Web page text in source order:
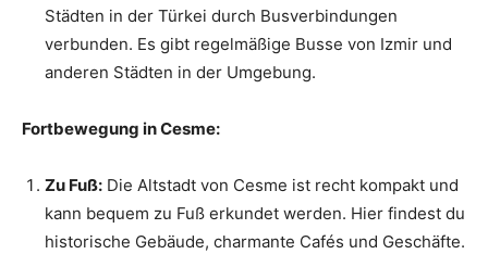
Städten in der Türkei durch Busverbindungen
verbunden. Es gibt regelmäßige Busse von Izmir und
anderen Städten in der Umgebung.
Fortbewegung in Cesme:
Zu Fuß: Die Altstadt von Cesme ist recht kompakt und
kann bequem zu Fuß erkundet werden. Hier findest du
historische Gebäude, charmante Cafés und Geschäfte.